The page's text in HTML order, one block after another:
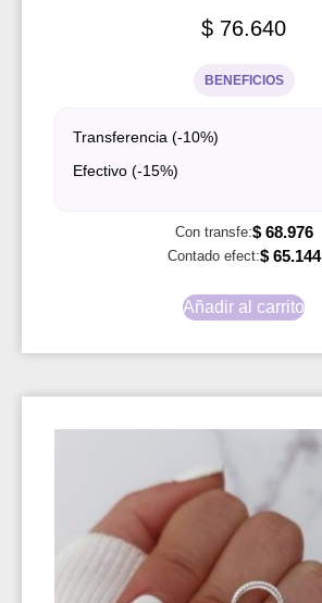
$ 76.640
BENEFICIOS
Transferencia (-10%)
Efectivo (-15%)
Con transfe:$68.976
Contado efect:$65.144
Añadir al carrito